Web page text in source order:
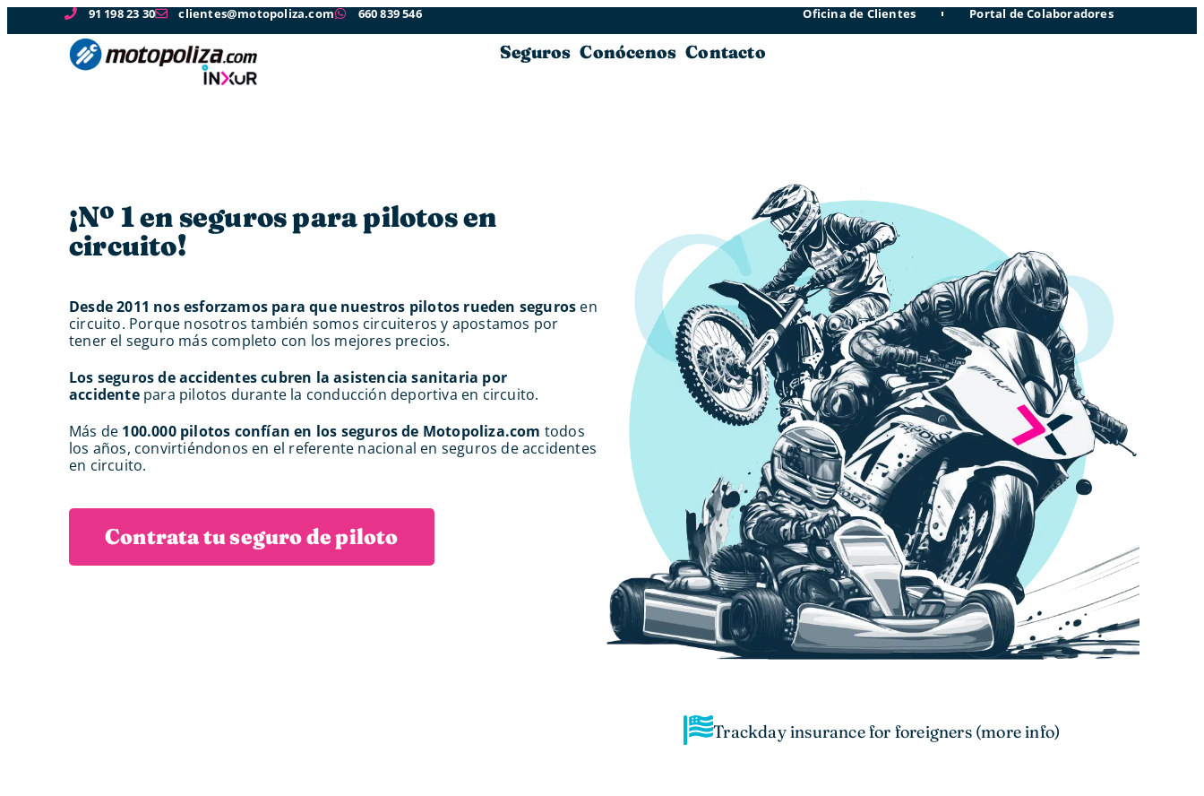
91 198 23 30 clientes@motopoliza.com 660 839 546 Oficina de Clientes Portal de Colaboradores
Seguros Conócenos Contacto
¡Nº 1 en seguros para pilotos en
circuito!
Desde 2011 nos esforzamos para que nuestros pilotos rueden seguros en
circuito. Porque nosotros también somos circuiteros y apostamos por
tener el seguro más completo con los mejores precios.
Los seguros de accidentes cubren la asistencia sanitaria por
accidentepara pilotos durante la conducción deportiva en circuito.
Más de 100.000 pilotos confían en los seguros de Motopoliza.com todos
los años, convirtiéndonos en el referente nacional en seguros de accidentes
en circuito.
Contrata tu seguro de piloto
Trackday insurance for foreigners (more info)